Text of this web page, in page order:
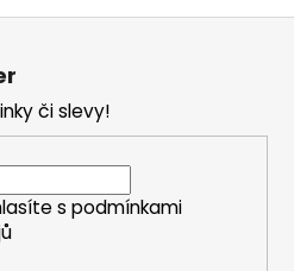
či slevy!
s podmínkami